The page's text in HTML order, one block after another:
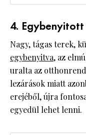
4.
Nagy, tágas terek,
egybenyitva, az
uralta az
lezárások miatt
erejéből, újra
egyedül lehet lenni.